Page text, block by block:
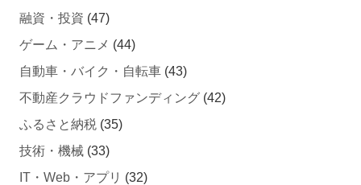
融資・投資 (47)
ゲーム・アニメ (44)
自動車・バイク・自転車 (43)
不動産クラウドファンディング (42)
ふるさと納税 (35)
技術・機械 (33)
IT・Web・アプリ (32)